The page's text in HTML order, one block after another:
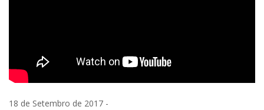
18 de Setembro de 2017 -